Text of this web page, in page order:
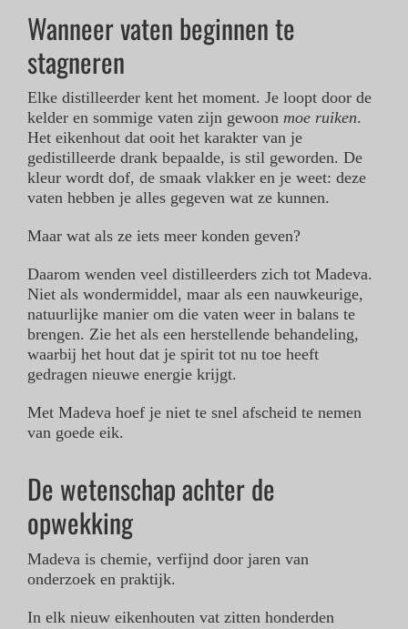
Wanneer vaten beginnen te
stagneren
Elke distilleerder kent het moment. Je loopt door de
kelder en sommige vaten zijn gewoon moe ruiken.
Het eikenhout dat ooit het karakter van je
gedistilleerde drank bepaalde, is stil geworden. De
kleur wordt dof, de smaak vlakker en je weet: deze
vaten hebben je alles gegeven wat ze kunnen.
Maar wat als ze iets meer konden geven?
Daarom wenden veel distilleerders zich tot Madeva.
Niet als wondermiddel, maar als een nauwkeurige,
natuurlijke manier om die vaten weer in balans te
brengen. Zie het als een herstellende behandeling,
waarbij het hout dat je spirit tot nu toe heeft
gedragen nieuwe energie krijgt.
Met Madeva hoef je niet te snel afscheid te nemen
van goede eik.
De wetenschap achter de
opwekking
Madeva is chemie, verfijnd door jaren van
onderzoek en praktijk.
In elk nieuw eikenhouten vat zitten honderden